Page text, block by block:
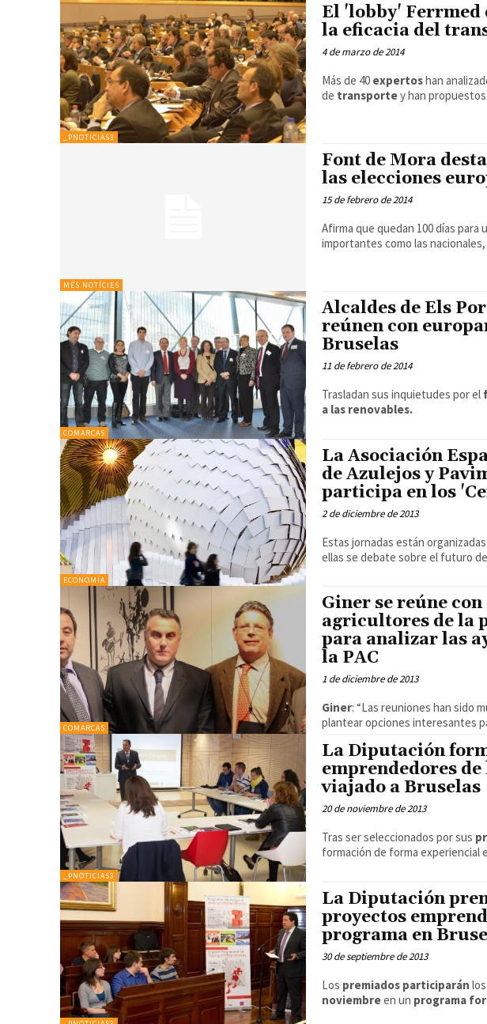
_PNOTICIAS3
El 'lobby' Ferrmed
la eficacia del
4 de marzo de 2014
Más de 40 expertoshan
de transportey han
MÉS NOTÍCIES
Font de Mora
las elecciones
15 de febrero de 2014
Afirma que quedan 100 días para
importantes como las
COMARCAS
Alcaldes de Els
reúnen con
Bruselas
11 de febrero de 2014
Trasladan sus inquietudes por el
a las renovables.
ECONOMÍA
La Asociación
de Azulejos y
participa en los
2 de diciembre de 2013
Estas jornadas están
ellas se debate sobre el futuro
COMARCAS
Giner se reúne
agricultores de la
para analizar las
la PAC
1 de diciembre de 2013
Giner: “Las reuniones han sido
plantear opciones interesantes
_PNOTICIAS3
La Diputación
emprendedores
viajado a Bruselas
20 de noviembre de 2013
Tras ser seleccionados por sus
formación de forma experiencial
La Diputación
proyectos
programa en
30 de septiembre de 2013
Los premiados participarán
noviembreen un programa